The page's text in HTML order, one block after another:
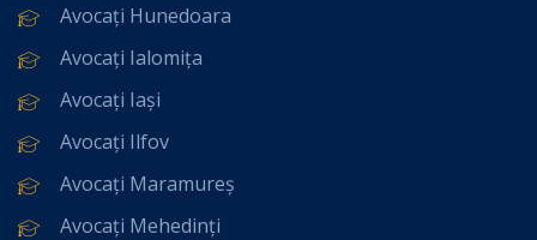
Avocați Hunedoara
Avocați Ialomița
Avocați Iași
Avocați Ilfov
Avocați Maramureș
Avocați Mehedinți